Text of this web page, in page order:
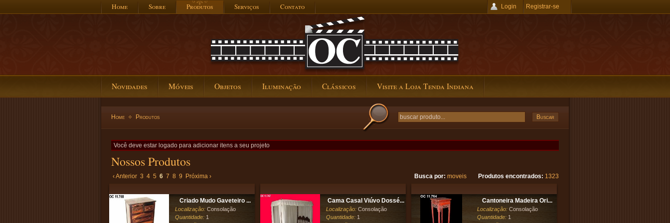
Home Sobre Produtos Serviços Contato Login Registrar-se
Novidades Móveis Objetos Iluminação Clássicos Visite a Loja Tenda Indiana
Home Produtos
Você deve estar logado para adicionar itens a seu projeto
Nossos Produtos
‹ Anterior 3 4 5 6 7 8 9 Próxima › Busca por: moveis Produtos encontrados: 1323
Criado Mudo Gaveteiro ...
Localização: Consolação
Quantidade: 1
Cama Casal Viúvo Dossé...
Localização: Consolação
Quantidade: 1
Cantoneira Madeira Ori...
Localização: Consolação
Quantidade: 1